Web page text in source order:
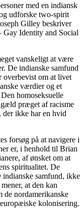
med en indiansk
udforske two-spirit
Gilley beskriver
Gay Identity and Social
vanskeligt at være
De indianske samfund
overbevist om at livet
værdier og et
homoseksuelle
præget af racisme
der ikke har en hvid
forsøg på at navigere i
er, i henhold til Brian
af ønsket om at
spiritualitet. De
samfund, ikke
at den kan
de nordamerikanske
kolonisering.